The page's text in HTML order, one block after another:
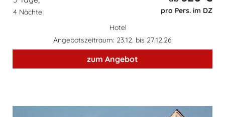
4 Nächte
pro Pers. im DZ
Hotel
Angebotszeitraum: 23.12. bis 27.12.26
zum Angebot